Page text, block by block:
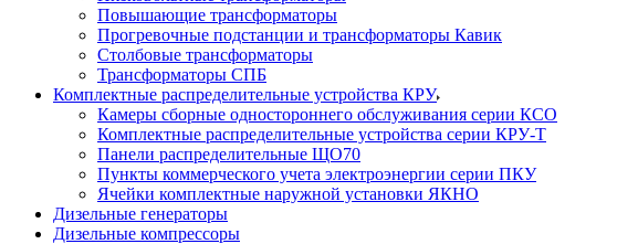
Повышающие трансформаторы
Прогревочные подстанции и трансформаторы Кавик
Столбовые трансформаторы
Трансформаторы СПБ
Комплектные распределительные устройства КРУ
Камеры сборные одностороннего обслуживания серии КСО
Комплектные распределительные устройства серии КРУ-Т
Панели распределительные ЩО70
Пункты коммерческого учета электроэнергии серии ПКУ
Ячейки комплектные наружной установки ЯКНО
Дизельные генераторы
Дизельные компрессоры